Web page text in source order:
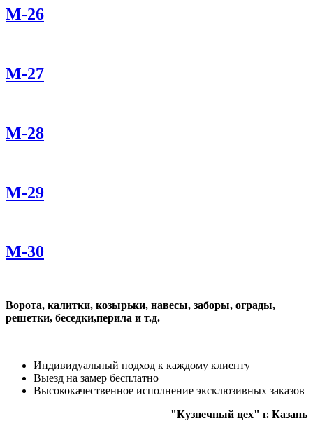
М-26
М-27
М-28
М-29
М-30
Ворота, калитки, козырьки, навесы, заборы, ограды,
решетки, беседки,перила и т.д.
Индивидуальный подход к каждому клиенту
Выезд на замер бесплатно
Высококачественное исполнение эксклюзивных заказов
"Кузнечный цех" г. Казань